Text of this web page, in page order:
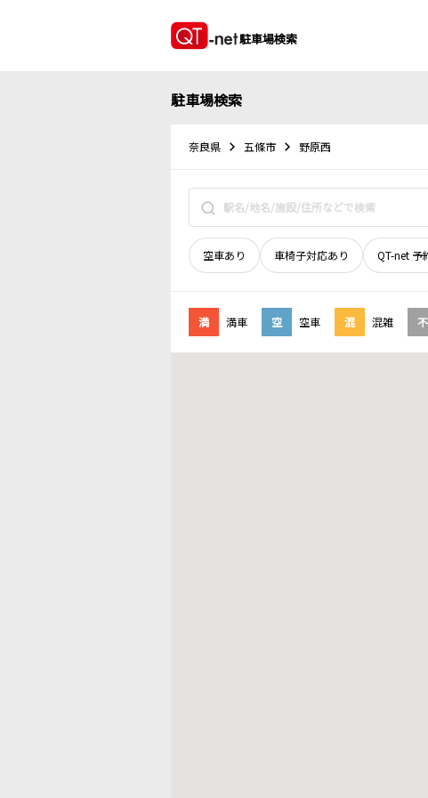
駐車場検索
駐車場検索
奈良県 五條市 野原西
空車あり 車椅子対応あり QT-net 予
満 満車 空 空車 混 混雑 不